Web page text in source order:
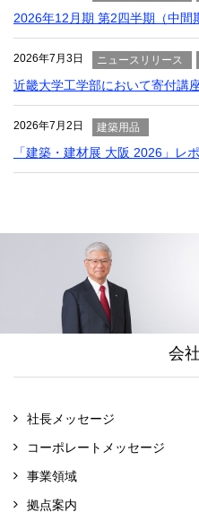
2026年12月期 第2四半期（中間
2026年7月3日 ニュースリリース
近畿大学工学部において寄付講
2026年7月2日 建築用品
「建築・建材展 大阪 2026」レ
会
社長メッセージ
コーポレートメッセージ
事業領域
拠点案内